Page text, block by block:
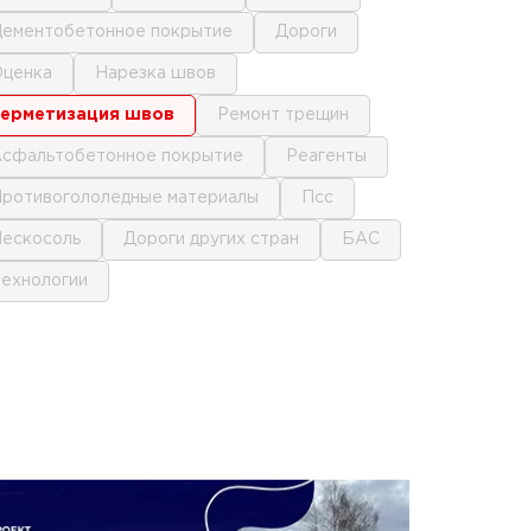
цементобетонное покрытие дороги
оценка нарезка швов
герметизация швов ремонт трещин
асфальтобетонное покрытие реагенты
противогололедные материалы псс
пескосоль дороги других стран БАС
технологии